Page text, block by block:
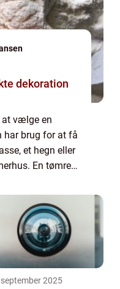
dekoration
at vælge en
har brug for at få
et hegn eller
En tømrer
kunne by...
2025